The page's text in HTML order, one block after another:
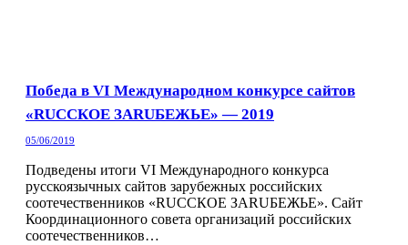
Победа в VI Международном конкурсе сайтов
«RUССКОЕ ЗАRUБЕЖЬЕ» — 2019
05/06/2019
Подведены итоги VI Международного конкурса
русскоязычных сайтов зарубежных российских
соотечественников «RUССКОЕ ЗАRUБЕЖЬЕ». Сайт
Координационного совета организаций российских
соотечественников…